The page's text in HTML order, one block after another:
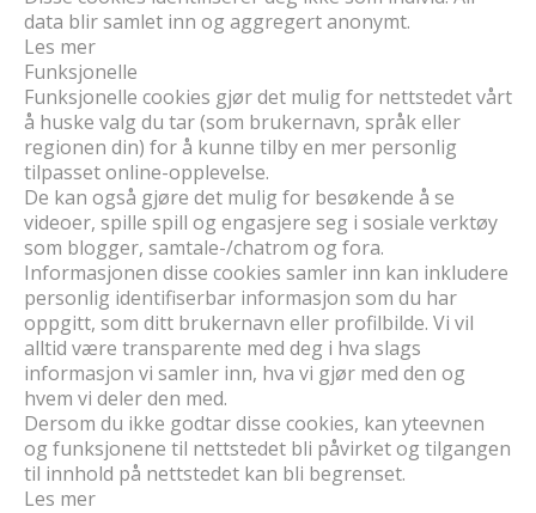
data blir samlet inn og aggregert anonymt.
Les mer
Funksjonelle
Funksjonelle cookies gjør det mulig for nettstedet vårt
å huske valg du tar (som brukernavn, språk eller
regionen din) for å kunne tilby en mer personlig
tilpasset online-opplevelse.
De kan også gjøre det mulig for besøkende å se
videoer, spille spill og engasjere seg i sosiale verktøy
som blogger, samtale-/chatrom og fora.
Informasjonen disse cookies samler inn kan inkludere
personlig identifiserbar informasjon som du har
oppgitt, som ditt brukernavn eller profilbilde. Vi vil
alltid være transparente med deg i hva slags
informasjon vi samler inn, hva vi gjør med den og
hvem vi deler den med.
Dersom du ikke godtar disse cookies, kan yteevnen
og funksjonene til nettstedet bli påvirket og tilgangen
til innhold på nettstedet kan bli begrenset.
Les mer